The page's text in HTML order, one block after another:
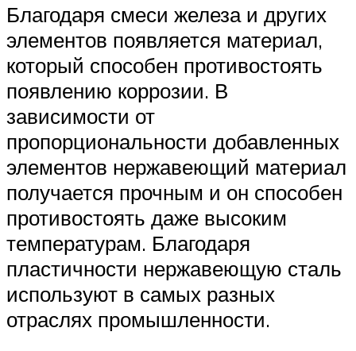
Благодаря смеси железа и других
элементов появляется материал,
который способен противостоять
появлению коррозии. В
зависимости от
пропорциональности добавленных
элементов нержавеющий материал
получается прочным и он способен
противостоять даже высоким
температурам. Благодаря
пластичности нержавеющую сталь
используют в самых разных
отраслях промышленности.